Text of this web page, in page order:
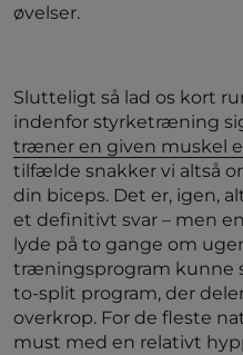
øvelser.
Slutteligt så lad os kort
indenfor styrketræning
træner en given muskel
tilfælde snakker vi altså
din biceps. Det er, igen,
et definitivt svar – men
lyde på to gange om
træningsprogram kunne
to-split program, der
overkrop. For de fleste
must med en relativt